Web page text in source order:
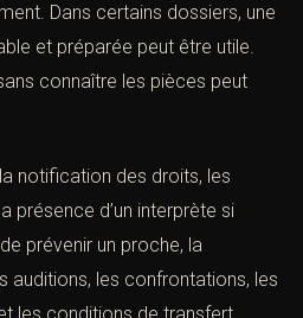
être expliqué. Garder le
aux enquêteurs. C’est un
intelligemment. Dans
courte, vérifiable et
d’autres, répondre sans
dangereux.